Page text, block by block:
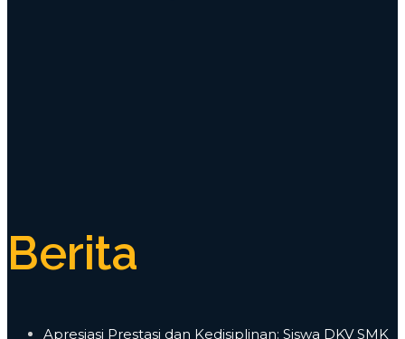
Berita
Apresiasi Prestasi dan Kedisiplinan: Siswa DKV SMK